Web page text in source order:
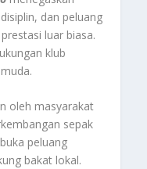
dan peluang
luar biasa.
klub
oleh masyarakat
sepak
peluang
bakat lokal.